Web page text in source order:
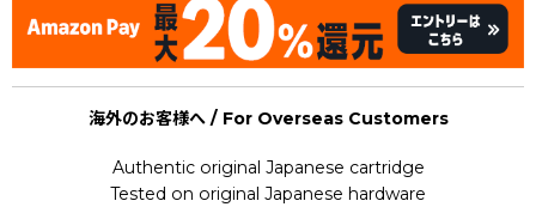
海外のお客様へ / For Overseas Customers
Authentic original Japanese cartridge
Tested on original Japanese hardware